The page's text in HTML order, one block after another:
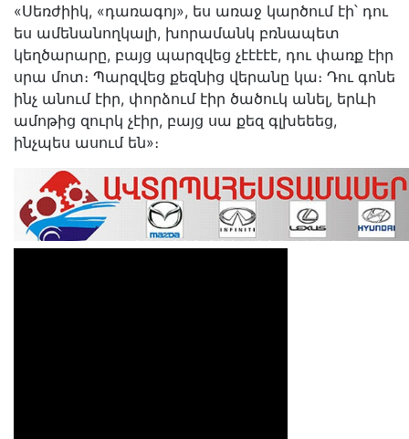
«Սեռժիիկ, «դառագոյ», ես առաջ կարծում էի՝ դու
ես ամենանողկալի, խորամանկ բռնապետ
կեղծարարը, բայց պարզվեց չէէէէէ, դու փառք էիր
սրա մոտ։ Պարզվեց քեզնից վերանը կա։ Դու գոնե
ինչ անում էիր, փորձում էիր ծածուկ անել, երևի
ամոթից զուրկ չէիր, բայց սա քեզ գլխեեեց,
ինչպես ասում են»։